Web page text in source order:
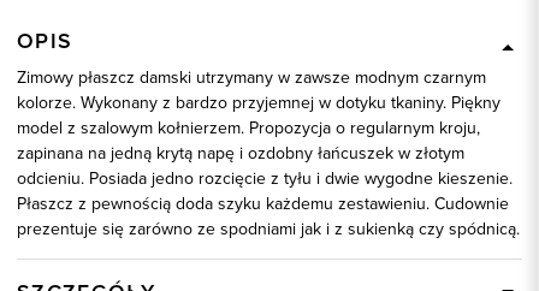
OPIS
Zimowy płaszcz damski utrzymany w zawsze modnym czarnym
kolorze. Wykonany z bardzo przyjemnej w dotyku tkaniny. Piękny
model z szalowym kołnierzem. Propozycja o regularnym kroju,
zapinana na jedną krytą napę i ozdobny łańcuszek w złotym
odcieniu. Posiada jedno rozcięcie z tyłu i dwie wygodne kieszenie.
Płaszcz z pewnością doda szyku każdemu zestawieniu. Cudownie
prezentuje się zarówno ze spodniami jak i z sukienką czy spódnicą.